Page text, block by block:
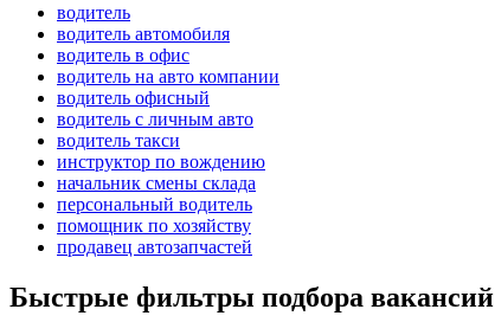
водитель
водитель автомобиля
водитель в офис
водитель на авто компании
водитель офисный
водитель с личным авто
водитель такси
инструктор по вождению
начальник смены склада
персональный водитель
помощник по хозяйству
продавец автозапчастей
Быстрые фильтры подбора вакансий